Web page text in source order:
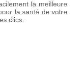
la meilleure
la santé de votre
clics.